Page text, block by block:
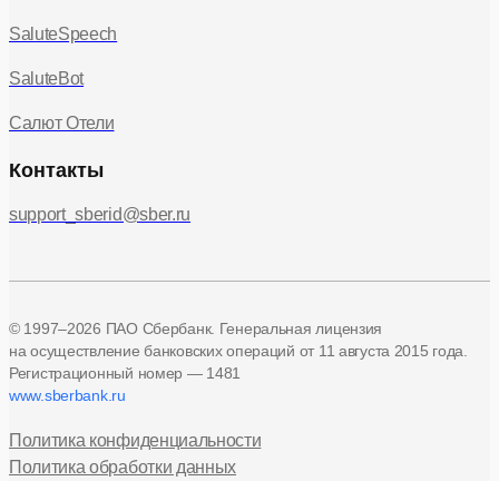
SaluteSpeech
SaluteBot
Салют Отели
Контакты
support_sberid@sber.ru
© 1997–2026 ПАО Сбербанк. Генеральная лицензия
на осуществление банковских операций от 11 августа 2015 года.
Регистрационный номер — 1481
www.sberbank.ru
Политика конфиденциальности
Политика обработки данных